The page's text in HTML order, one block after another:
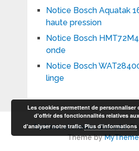
Notice Bosch Aquatak
haute pression
Notice Bosch
onde
Notice Bosch
linge
Notices et modes d'emploi
Theme by
Les cookies permettent de personnaliser
d'offrir des fonctionnalités relatives
d'analyser notre trafic.Plus d’informations